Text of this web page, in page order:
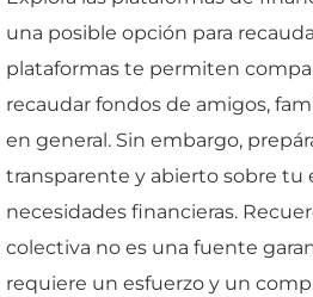
una posible opción para
plataformas te permiten
recaudar fondos de amigos,
en general. Sin embargo,
transparente y abierto sobre tu
necesidades financieras.
colectiva no es una fuente
requiere un esfuerzo y un